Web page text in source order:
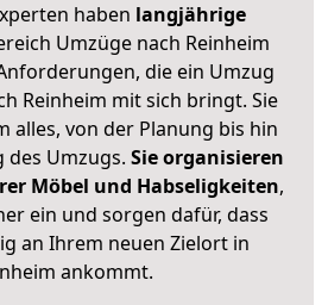
haben langjährige
Umzüge nach Reinheim
die ein Umzug
Reinheim mit sich bringt. Sie
alles, von der Planung bis hin
Umzugs. Sie organisieren
Möbel und Habseligkeiten,
ein und sorgen dafür, dass
an Ihrem neuen Zielort in
ankommt.